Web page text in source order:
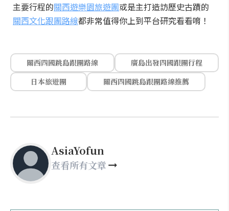
主要行程的關西遊樂園旅遊團或是主打造訪歷史古蹟的
關西文化跟團路線都非常值得你上到平台研究看看唷！
關西四國跳島跟團路線
廣島出發四國跟團行程
日本旅遊團
關西四國跳島跟團路線推薦
AsiaYofun
查看所有文章